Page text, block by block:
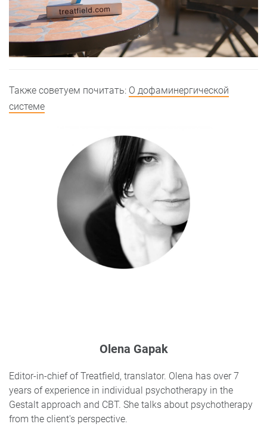
Также советуем почитать: О дофаминергической
системе
Olena Gapak
Editor-in-chief of Treatfield, translator. Olena has over 7
years of experience in individual psychotherapy in the
Gestalt approach and CBT. She talks about psychotherapy
from the client's perspective.